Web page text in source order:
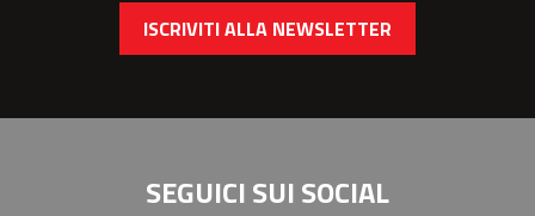
ISCRIVITI ALLA NEWSLETTER
SEGUICI SUISOCIAL